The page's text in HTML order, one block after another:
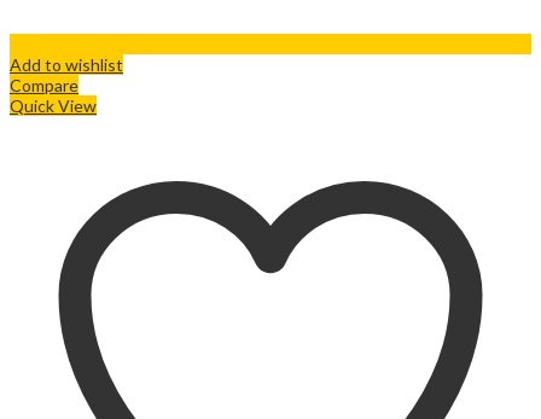
Add to wishlist
Compare
Quick View